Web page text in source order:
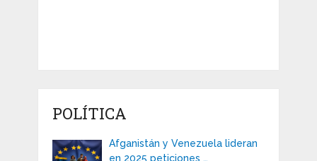
POLÍTICA
Afganistán y Venezuela lideran
en 2025 peticiones …